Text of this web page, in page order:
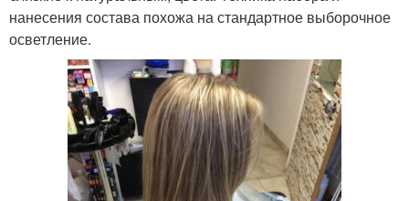
нанесения состава похожа на стандартное выборочное
осветление.